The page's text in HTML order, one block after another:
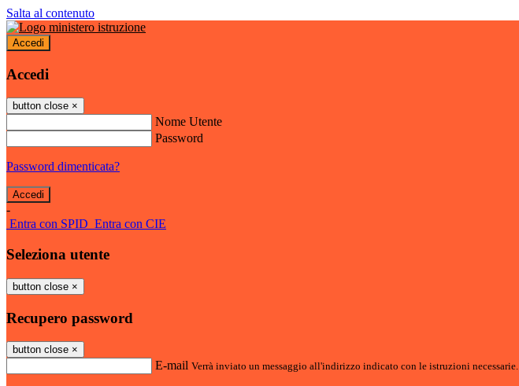
Salta al contenuto
Accedi
Accedi
button close ×
Nome Utente
Password
Password dimenticata?
-
Entra con SPID Entra con CIE
Seleziona utente
button close ×
Recupero password
button close ×
E-mail Verrà inviato un messaggio all'indirizzo indicato con le istruzioni necessarie.